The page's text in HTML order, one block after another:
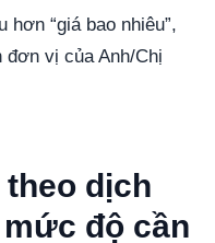
“giá bao nhiêu”,
đơn vị của Anh/Chị
dịch
độ cần